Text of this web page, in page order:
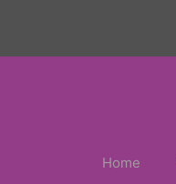
Home